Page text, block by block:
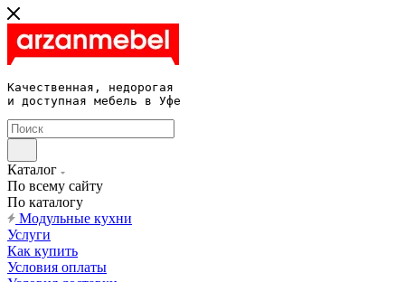
Качественная, недорогая
и доступная мебель в Уфе
Каталог
По всему сайту
По каталогу
Модульные кухни
Услуги
Как купить
Условия оплаты